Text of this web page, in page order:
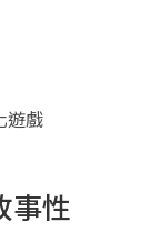
遊戲
事性